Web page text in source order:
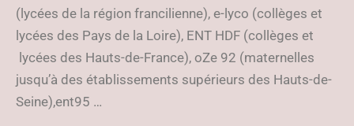
(lycées de la région francilienne), e-lyco (collèges et
lycées des Pays de la Loire), ENT HDF (collèges et
lycées des Hauts-de-France), oZe 92 (maternelles
jusqu’à des établissements supérieurs des Hauts-de-
Seine),ent95 …